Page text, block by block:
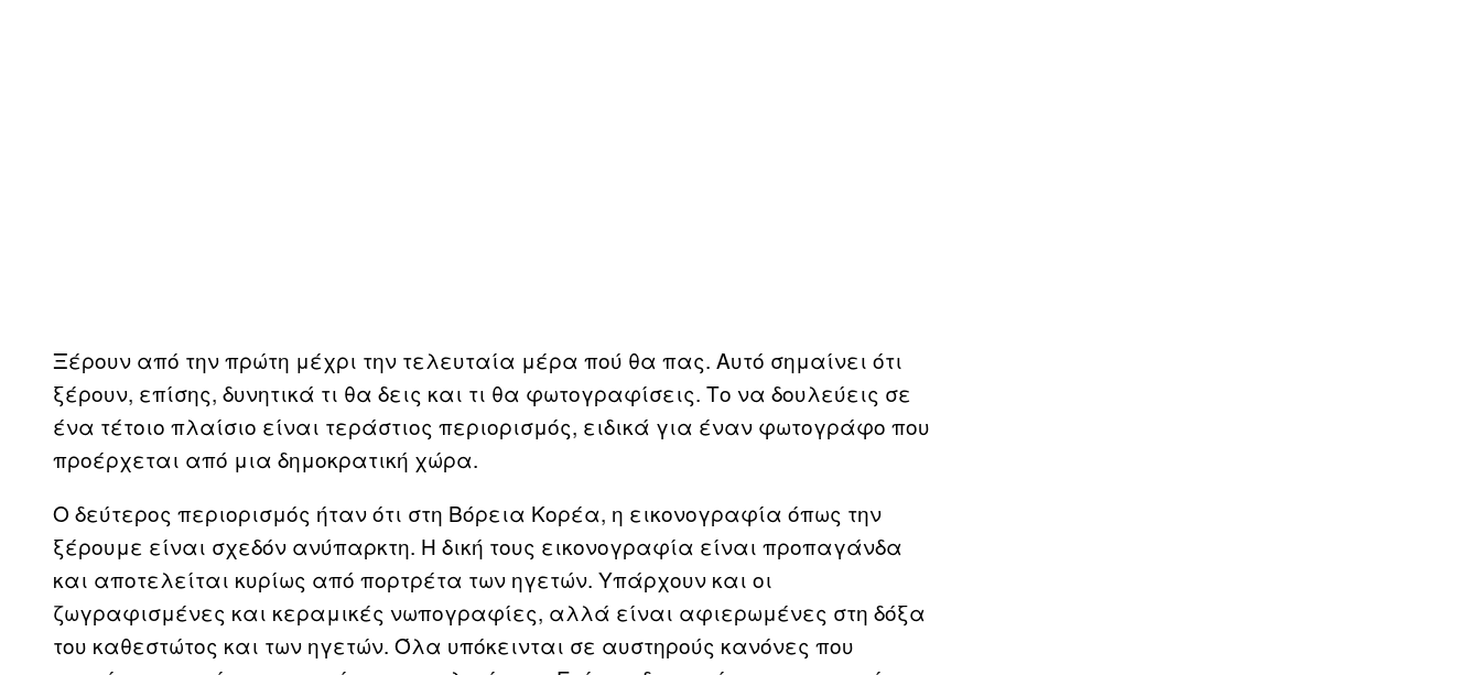
Ξέρουν από την πρώτη μέχρι την τελευταία μέρα πού θα πας. Αυτό σημαίνει ότι
ξέρουν, επίσης, δυνητικά τι θα δεις και τι θα φωτογραφίσεις. Το να δουλεύεις σε
ένα τέτοιο πλαίσιο είναι τεράστιος περιορισμός, ειδικά για έναν φωτογράφο που
προέρχεται από μια δημοκρατική χώρα.
Ο δεύτερος περιορισμός ήταν ότι στη Βόρεια Κορέα, η εικονογραφία όπως την
ξέρουμε είναι σχεδόν ανύπαρκτη. Η δική τους εικονογραφία είναι προπαγάνδα
και αποτελείται κυρίως από πορτρέτα των ηγετών. Υπάρχουν και οι
ζωγραφισμένες και κεραμικές νωπογραφίες, αλλά είναι αφιερωμένες στη δόξα
του καθεστώτος και των ηγετών. Όλα υπόκεινται σε αυστηρούς κανόνες που